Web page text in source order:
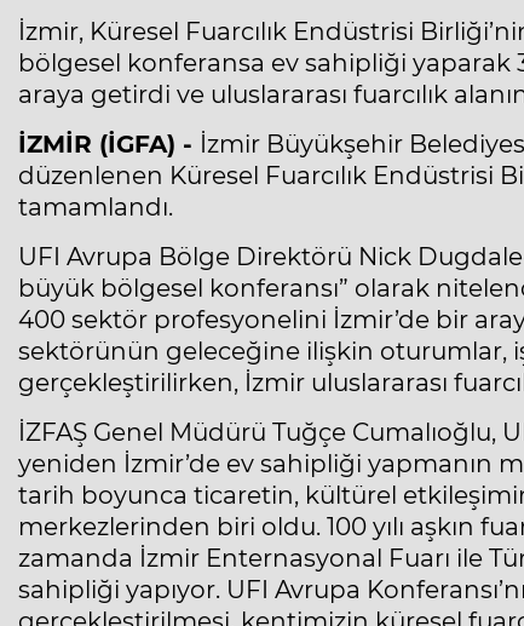
İzmir, Küresel Fuarcılık Endüstrisi
bölgesel konferansa ev sahipliği yaparak
araya getirdi ve uluslararası fuarcılık
İZMİR (İGFA) - İzmir Büyükşehir
düzenlenen Küresel Fuarcılık Endüstrisi
tamamlandı.
UFI Avrupa Bölge Direktörü Nick
büyük bölgesel konferansı” olarak
400 sektör profesyonelini İzmir’de bir
sektörünün geleceğine ilişkin oturumlar,
gerçekleştirilirken, İzmir uluslararası
İZFAŞ Genel Müdürü Tuğçe Cumalıoğlu,
yeniden İzmir’de ev sahipliği yapmanın
tarih boyunca ticaretin, kültürel
merkezlerinden biri oldu. 100 yılı aşkın
zamanda İzmir Enternasyonal Fuarı ile
sahipliği yapıyor. UFI Avrupa